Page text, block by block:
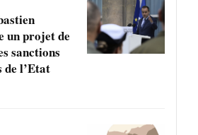
un projet de
sanctions
de l’Etat